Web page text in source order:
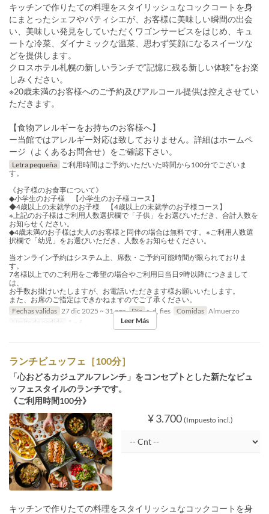
キッチンで作りたての料理をスタイリッシュなコックコートを身
にまとったシェフやパティシエが、お客様に美味しい瞬間の出会
い、美味しい発見をしていただくワゴンサービスをはじめ、キュ
ートな冷菜、ダイナミックな温菜、思わず笑顔になるスイーツな
どを提供します。
クロスホテル札幌の新しいランチで“記憶に残る新しい体験”をお楽
しみください。
※20歳未満のお客様へのご予約及びアルコール提供は控えさせてい
ただきます。
【食物アレルギーをお持ちのお客様へ】
ー当館ではアレルギー対応は致しておりません。詳細はホームペ
ージ（よくあるお問合せ）をご確認下さい。
Letra pequeña ご利用時間はご予約いただいた時間から100分でございま
す。
《お子様のお食事について》
◆小学生のお子様 【小学生のお子様コース】
◆4歳以上の未就学のお子様 【4歳以上の未就学のお子様コース】
※上記のお子様はご利用人数選択欄で「子供」をお選びいただき、合計人数を
お知らせください。
◆4歳未満のお子様は大人のお客様と同伴の場合は無料です。※ご利用人数選
択欄で「幼児」をお選びいただき、人数をお知らせください。
当オンライン予約はシステム上、席数・ご予約可能時間が限られておりま
す。
7名様以上でのご利用をご希望の場合やご利用日当日9時以降につきまして
は、
お手数お掛けいたしますが、お電話いただきます様お願いいたします。
また、お席のご指定はできかねますのでご了承ください。
Fechas validas 27 dic 2025 ~ 31 ago Día s, d, fies Comidas Almuerzo
Límite de pedido
1 ~ 6 Leer Más
ランチビュッフェ［100分］
「心おどるカジュアルフレンチ」をコンセプトとした新たなビュ
ッフェスタイルのランチです。
《ご利用時間100分》
¥ 3.700 (Impuesto incl.)
キッチンで作りたての料理をスタイリッシュなコックコートを身